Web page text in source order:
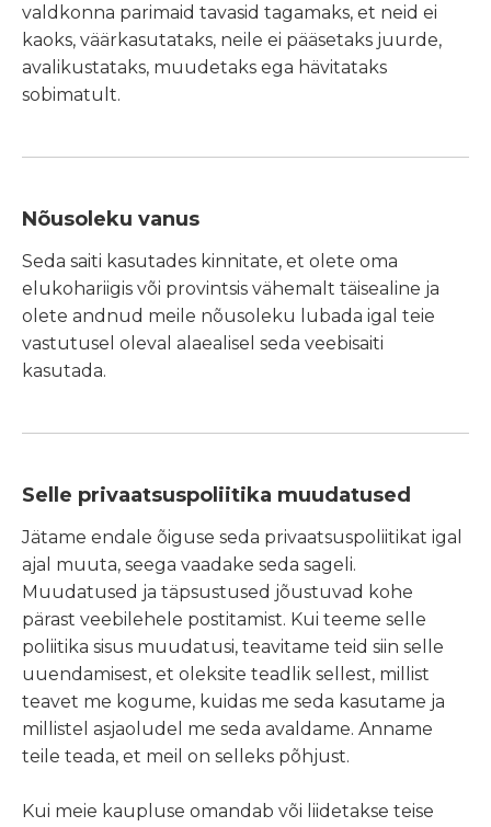
valdkonna parimaid tavasid tagamaks, et neid ei
kaoks, väärkasutataks, neile ei pääsetaks juurde,
avalikustataks, muudetaks ega hävitataks
sobimatult.
Nõusoleku vanus
Seda saiti kasutades kinnitate, et olete oma
elukohariigis või provintsis vähemalt täisealine ja
olete andnud meile nõusoleku lubada igal teie
vastutusel oleval alaealisel seda veebisaiti
kasutada.
Selle privaatsuspoliitika muudatused
Jätame endale õiguse seda privaatsuspoliitikat igal
ajal muuta, seega vaadake seda sageli.
Muudatused ja täpsustused jõustuvad kohe
pärast veebilehele postitamist. Kui teeme selle
poliitika sisus muudatusi, teavitame teid siin selle
uuendamisest, et oleksite teadlik sellest, millist
teavet me kogume, kuidas me seda kasutame ja
millistel asjaoludel me seda avaldame. Anname
teile teada, et meil on selleks põhjust.
Kui meie kaupluse omandab või liidetakse teise